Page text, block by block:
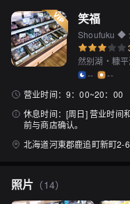
笑福
Shoufuku ◆
然别湖・糠
--
--
营业时间： 9：00~20：00
休息时间： [周日] 营业时间
前与商店确认。
北海道河東郡鹿追町新町2-6
照片 （14）